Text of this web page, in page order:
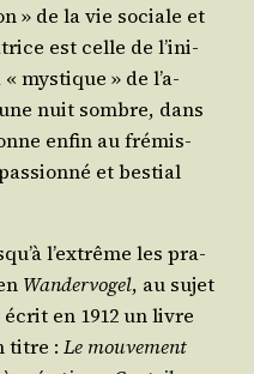
» de la vie sociale et
est celle de l’i­ni­
mys­tique » de l’a­
nuit sombre, dans
enfin au fré­mis­
et bes­tial
l’ex­trême les pra­
Wan­der­vo­gel, au sujet
en 1912 un livre
titre : Le mou­ve­ment